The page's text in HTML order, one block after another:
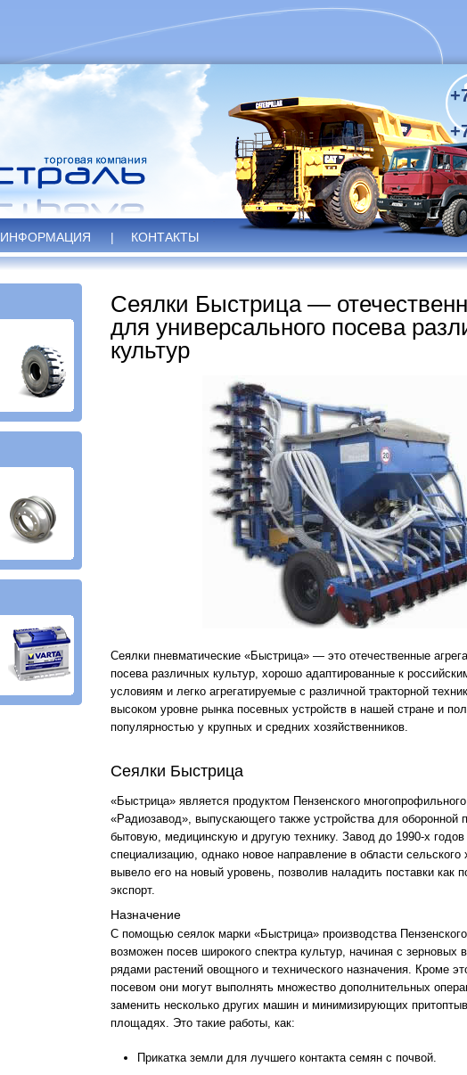
ИНФОРМАЦИЯ | КОНТАКТЫ
Сеялки Быстрица —
для универсального посева
культур
Сеялки пневматические «Быстрица» — это отечественные
посева различных культур, хорошо адаптированные к
условиям и легко агрегатируемые с различной тракторной
высоком уровне рынка посевных устройств в нашей стране и
популярностью у крупных и средних хозяйственников.
Сеялки Быстрица
«Быстрица» является продуктом Пензенского
«Радиозавод», выпускающего также устройства для оборонной
бытовую, медицинскую и другую технику. Завод до 1990-х
специализацию, однако новое направление в области сельского
вывело его на новый уровень, позволив наладить поставки как
экспорт.
Назначение
С помощью сеялок марки «Быстрица» производства
возможен посев широкого спектра культур, начиная с зерновых
рядами растений овощного и технического назначения. Кроме
посевом они могут выполнять множество дополнительных
заменить несколько других машин и минимизирующих
площадях. Это такие работы, как:
Прикатка земли для лучшего контакта семян с почвой.